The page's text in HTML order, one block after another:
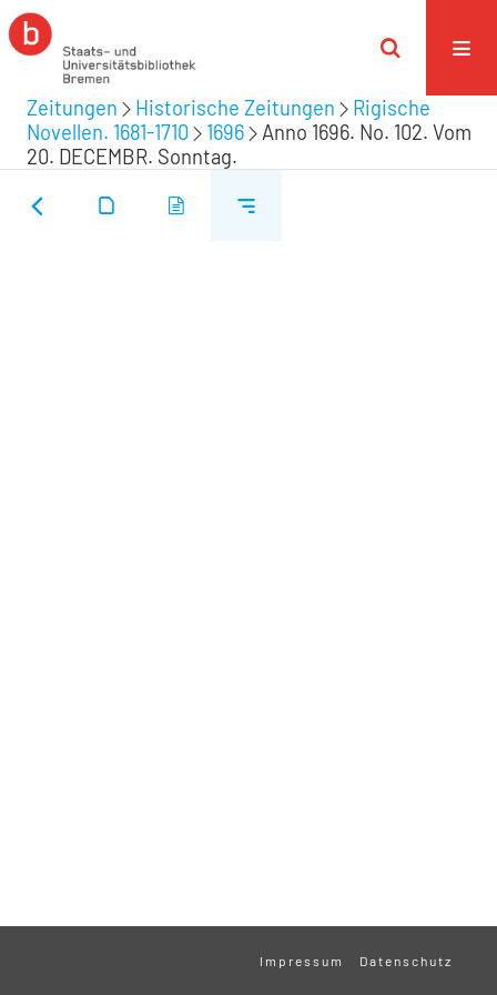
Zeitungen Historische Zeitungen
Rigische
Novellen. 1681-1710
1696
Anno 1696. No. 102. Vom
20. DECEMBR. Sonntag.
Impressum Datenschutz